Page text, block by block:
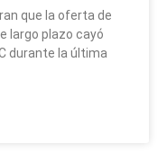
que la oferta de
largo plazo cayó
durante la última